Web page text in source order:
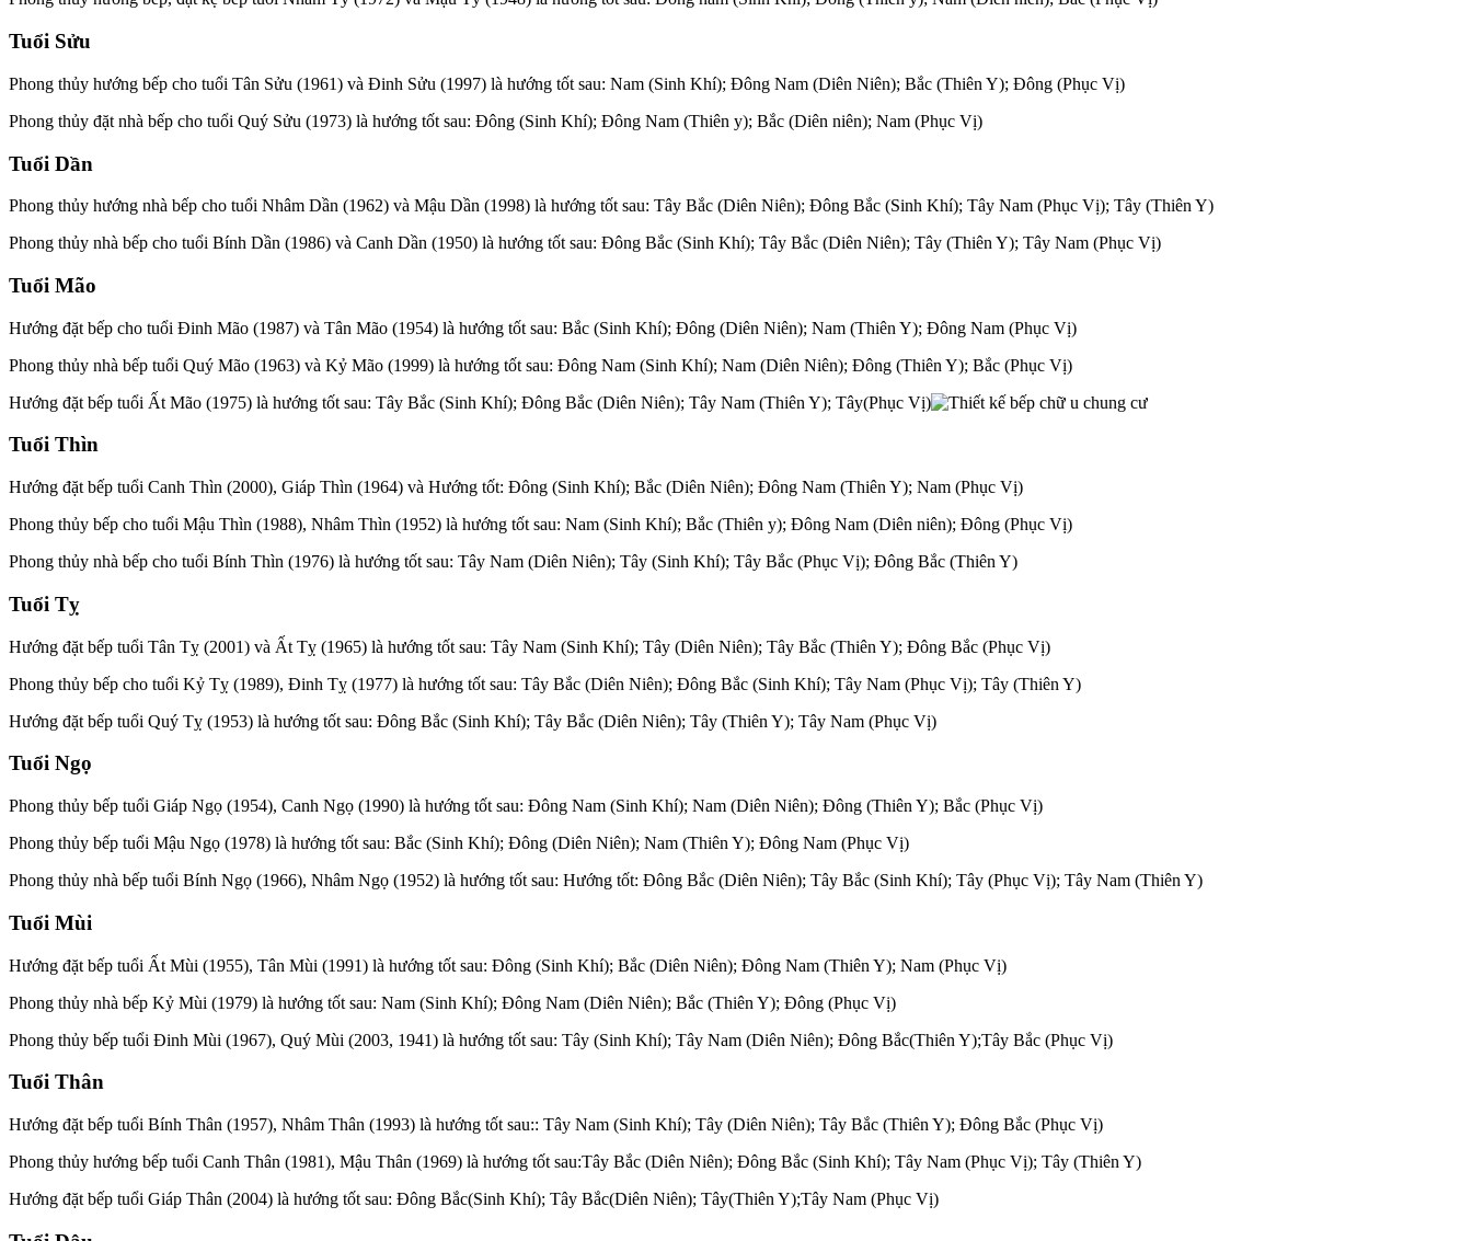
Tuổi Sửu
Phong thủy hướng bếp cho tuổi Tân Sửu (1961) và Đinh Sửu (1997) là hướng tốt sau: Nam (Sinh Khí); Đông Nam (Diên Niên); Bắc (Thiên Y); Đông (Phục Vị)
Phong thủy đặt nhà bếp cho tuổi Quý Sửu (1973) là hướng tốt sau: Đông (Sinh Khí); Đông Nam (Thiên y); Bắc (Diên niên); Nam (Phục Vị)
Tuổi Dần
Phong thủy hướng nhà bếp cho tuổi Nhâm Dần (1962) và Mậu Dần (1998) là hướng tốt sau: Tây Bắc (Diên Niên); Đông Bắc (Sinh Khí); Tây Nam (Phục Vị); Tây (Thiên Y)
Phong thủy nhà bếp cho tuổi Bính Dần (1986) và Canh Dần (1950) là hướng tốt sau: Đông Bắc (Sinh Khí); Tây Bắc (Diên Niên); Tây (Thiên Y); Tây Nam (Phục Vị)
Tuổi Mão
Hướng đặt bếp cho tuổi Đinh Mão (1987) và Tân Mão (1954) là hướng tốt sau: Bắc (Sinh Khí); Đông (Diên Niên); Nam (Thiên Y); Đông Nam (Phục Vị)
Phong thủy nhà bếp tuổi Quý Mão (1963) và Kỷ Mão (1999) là hướng tốt sau: Đông Nam (Sinh Khí); Nam (Diên Niên); Đông (Thiên Y); Bắc (Phục Vị)
Hướng đặt bếp tuổi Ất Mão (1975) là hướng tốt sau: Tây Bắc (Sinh Khí); Đông Bắc (Diên Niên); Tây Nam (Thiên Y); Tây(Phục Vị)
Tuổi Thìn
Hướng đặt bếp tuổi Canh Thìn (2000), Giáp Thìn (1964) và Hướng tốt: Đông (Sinh Khí); Bắc (Diên Niên); Đông Nam (Thiên Y); Nam (Phục Vị)
Phong thủy bếp cho tuổi Mậu Thìn (1988), Nhâm Thìn (1952) là hướng tốt sau: Nam (Sinh Khí); Bắc (Thiên y); Đông Nam (Diên niên); Đông (Phục Vị)
Phong thủy nhà bếp cho tuổi Bính Thìn (1976) là hướng tốt sau: Tây Nam (Diên Niên); Tây (Sinh Khí); Tây Bắc (Phục Vị); Đông Bắc (Thiên Y)
Tuổi Tỵ
Hướng đặt bếp tuổi Tân Tỵ (2001) và Ất Tỵ (1965) là hướng tốt sau: Tây Nam (Sinh Khí); Tây (Diên Niên); Tây Bắc (Thiên Y); Đông Bắc (Phục Vị)
Phong thủy bếp cho tuổi Kỷ Tỵ (1989), Đinh Tỵ (1977) là hướng tốt sau: Tây Bắc (Diên Niên); Đông Bắc (Sinh Khí); Tây Nam (Phục Vị); Tây (Thiên Y)
Hướng đặt bếp tuổi Quý Tỵ (1953) là hướng tốt sau: Đông Bắc (Sinh Khí); Tây Bắc (Diên Niên); Tây (Thiên Y); Tây Nam (Phục Vị)
Tuổi Ngọ
Phong thủy bếp tuổi Giáp Ngọ (1954), Canh Ngọ (1990) là hướng tốt sau: Đông Nam (Sinh Khí); Nam (Diên Niên); Đông (Thiên Y); Bắc (Phục Vị)
Phong thủy bếp tuổi Mậu Ngọ (1978) là hướng tốt sau: Bắc (Sinh Khí); Đông (Diên Niên); Nam (Thiên Y); Đông Nam (Phục Vị)
Phong thủy nhà bếp tuổi Bính Ngọ (1966), Nhâm Ngọ (1952) là hướng tốt sau: Hướng tốt: Đông Bắc (Diên Niên); Tây Bắc (Sinh Khí); Tây (Phục Vị); Tây Nam (Thiên Y)
Tuổi Mùi
Hướng đặt bếp tuổi Ất Mùi (1955), Tân Mùi (1991) là hướng tốt sau: Đông (Sinh Khí); Bắc (Diên Niên); Đông Nam (Thiên Y); Nam (Phục Vị)
Phong thủy nhà bếp Kỷ Mùi (1979) là hướng tốt sau: Nam (Sinh Khí); Đông Nam (Diên Niên); Bắc (Thiên Y); Đông (Phục Vị)
Phong thủy bếp tuổi Đinh Mùi (1967), Quý Mùi (2003, 1941) là hướng tốt sau: Tây (Sinh Khí); Tây Nam (Diên Niên); Đông Bắc(Thiên Y);Tây Bắc (Phục Vị)
Tuổi Thân
Hướng đặt bếp tuổi Bính Thân (1957), Nhâm Thân (1993) là hướng tốt sau:: Tây Nam (Sinh Khí); Tây (Diên Niên); Tây Bắc (Thiên Y); Đông Bắc (Phục Vị)
Phong thủy hướng bếp tuổi Canh Thân (1981), Mậu Thân (1969) là hướng tốt sau:Tây Bắc (Diên Niên); Đông Bắc (Sinh Khí); Tây Nam (Phục Vị); Tây (Thiên Y)
Hướng đặt bếp tuổi Giáp Thân (2004) là hướng tốt sau: Đông Bắc(Sinh Khí); Tây Bắc(Diên Niên); Tây(Thiên Y);Tây Nam (Phục Vị)